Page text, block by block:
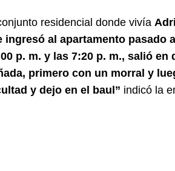
residencial donde vivía
al apartamento pasado
p. m. y las 7:20 p. m., salió en
primero con un morral y
y dejo en el baul” indicó la